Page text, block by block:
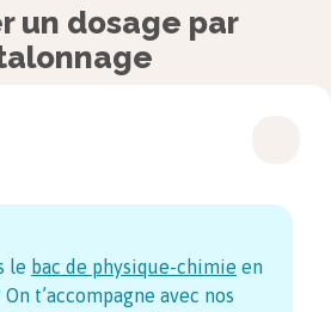
un dosage par
le bac de physique-chimie en
t’accompagne avec nos